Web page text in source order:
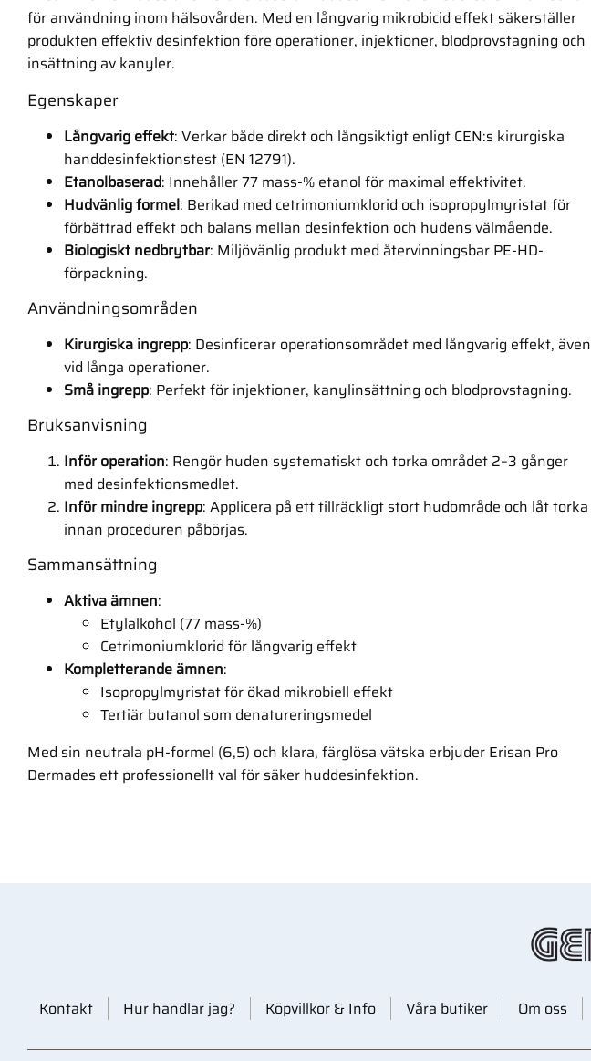
för användning inom hälsovården. Med en långvarig mikrobicid effekt säkerställer
produkten effektiv desinfektion före operationer, injektioner, blodprovstagning och
insättning av kanyler.
Egenskaper
Långvarig effekt: Verkar både direkt och långsiktigt enligt CEN:s kirurgiska
handdesinfektionstest (EN 12791).
Etanolbaserad: Innehåller 77 mass-% etanol för maximal effektivitet.
Hudvänlig formel: Berikad med cetrimoniumklorid och isopropylmyristat för
förbättrad effekt och balans mellan desinfektion och hudens välmående.
Biologiskt nedbrytbar: Miljövänlig produkt med återvinningsbar PE-HD-
förpackning.
Användningsområden
Kirurgiska ingrepp: Desinficerar operationsområdet med långvarig effekt, även
vid långa operationer.
Små ingrepp: Perfekt för injektioner, kanylinsättning och blodprovstagning.
Bruksanvisning
Inför operation: Rengör huden systematiskt och torka området 2–3 gånger
med desinfektionsmedlet.
Inför mindre ingrepp: Applicera på ett tillräckligt stort hudområde och låt torka
innan proceduren påbörjas.
Sammansättning
Aktiva ämnen:
Etylalkohol (77 mass-%)
Cetrimoniumklorid för långvarig effekt
Kompletterande ämnen:
Isopropylmyristat för ökad mikrobiell effekt
Tertiär butanol som denatureringsmedel
Med sin neutrala pH-formel (6,5) och klara, färglösa vätska erbjuder Erisan Pro
Dermades ett professionellt val för säker huddesinfektion.
Kontakt Hur handlar jag? Köpvillkor & Info Våra butiker Om oss